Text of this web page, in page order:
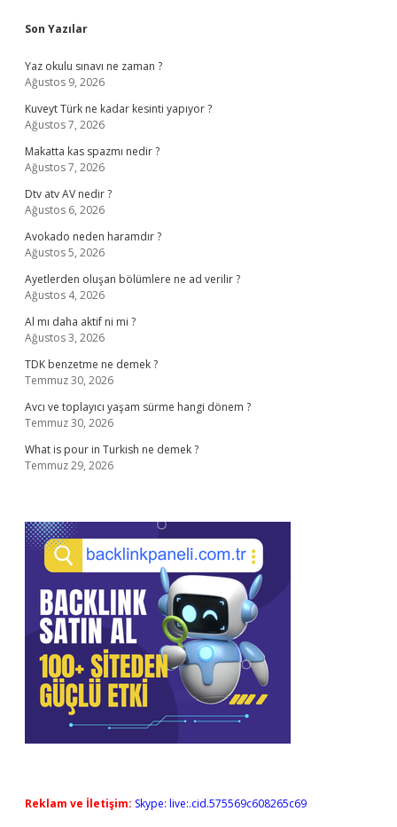
Sidebar
Son Yazılar
Yaz okulu sınavı ne zaman ?
Ağustos 9, 2026
Kuveyt Türk ne kadar kesinti yapıyor ?
Ağustos 7, 2026
Makatta kas spazmı nedir ?
Ağustos 7, 2026
Dtv atv AV nedir ?
Ağustos 6, 2026
Avokado neden haramdır ?
Ağustos 5, 2026
Ayetlerden oluşan bölümlere ne ad verilir ?
Ağustos 4, 2026
Al mı daha aktif ni mi ?
Ağustos 3, 2026
TDK benzetme ne demek ?
Temmuz 30, 2026
Avcı ve toplayıcı yaşam sürme hangi dönem ?
Temmuz 30, 2026
What is pour in Turkish ne demek ?
Temmuz 29, 2026
Reklam ve İletişim: Skype: live:.cid.575569c608265c69